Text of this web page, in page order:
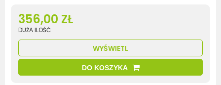
356,00 ZŁ
DUŻA ILOŚĆ
WYŚWIETL
DO KOSZYKA